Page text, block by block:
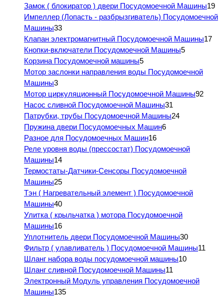
Замок ( блокиратор ) двери Посудомоечной Машины19
Импеллер (Лопасть - разбрызгиватель) Посудомоечной
Машины33
Клапан электромагнитный Посудомоечной Машины17
Кнопки-включатели Посудомоечной Машины5
Корзина Посудомоечной машины5
Мотор заслонки направления воды Посудомоечной
Машины3
Мотор циркуляционный Посудомоечной Машины92
Насос сливной Посудомоечной Машины31
Патрубки, трубы Посудомоечной Машины24
Пружина двери Посудомоечных Машин6
Разное для Посудомоечных Машин16
Реле уровня воды (прессостат) Посудомоечной
Машины14
Термостаты-Датчики-Сенсоры Посудомоечной
Машины25
Тэн ( Нагревательный элемент ) Посудомоечной
Машины40
Улитка ( крыльчатка ) мотора Посудомоечной
Машины16
Уплотнитель двери Посудомоечной Машины30
Фильтр ( улавливатель ) Посудомоечной Машины11
Шланг набора воды посудомоечной машины10
Шланг сливной Посудомоечной Машины11
Электронный Модуль управления Посудомоечной
Машины135